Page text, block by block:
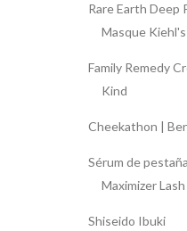
Rare Earth Deep
Masque Kiehl's
Family Remedy
Kind
Cheekathon |
Sérum de
Maximizer
Shiseido Ibuki